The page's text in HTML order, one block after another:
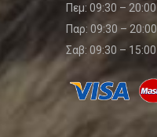
Πεμ: 09:30 – 20:00
Παρ: 09:30 – 20:00
Σαβ: 09:30 – 15:00